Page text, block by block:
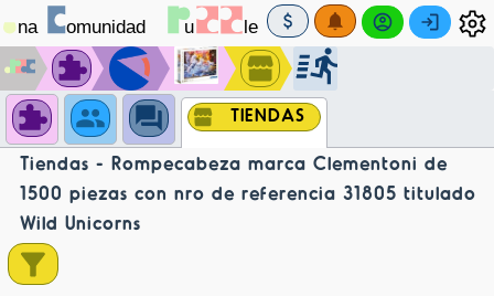
TIENDAS
Tiendas - Rompecabeza marca Clementoni de
1500 piezas con nro de referencia 31805 titulado
Wild Unicorns